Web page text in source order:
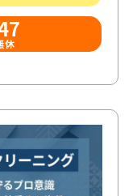
休